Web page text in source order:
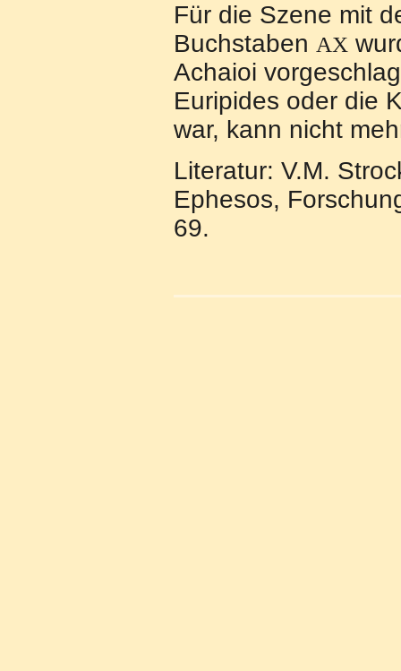
Für die Szene mit
Buchstaben ΑΧ
Achaioi
Euripides oder die
war, kann nicht
Literatur: V.M.
Ephesos,
69.